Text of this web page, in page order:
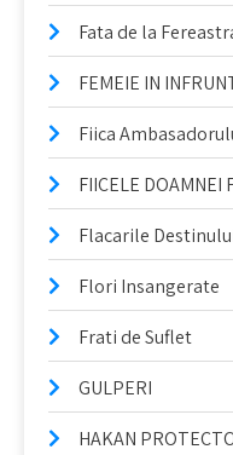
Fata de la
FEMEIE IN
Fiica
FIICELE DOAMNEI
Flacarile
Flori Insangerate
Frati de Suflet
GULPERI
HAKAN